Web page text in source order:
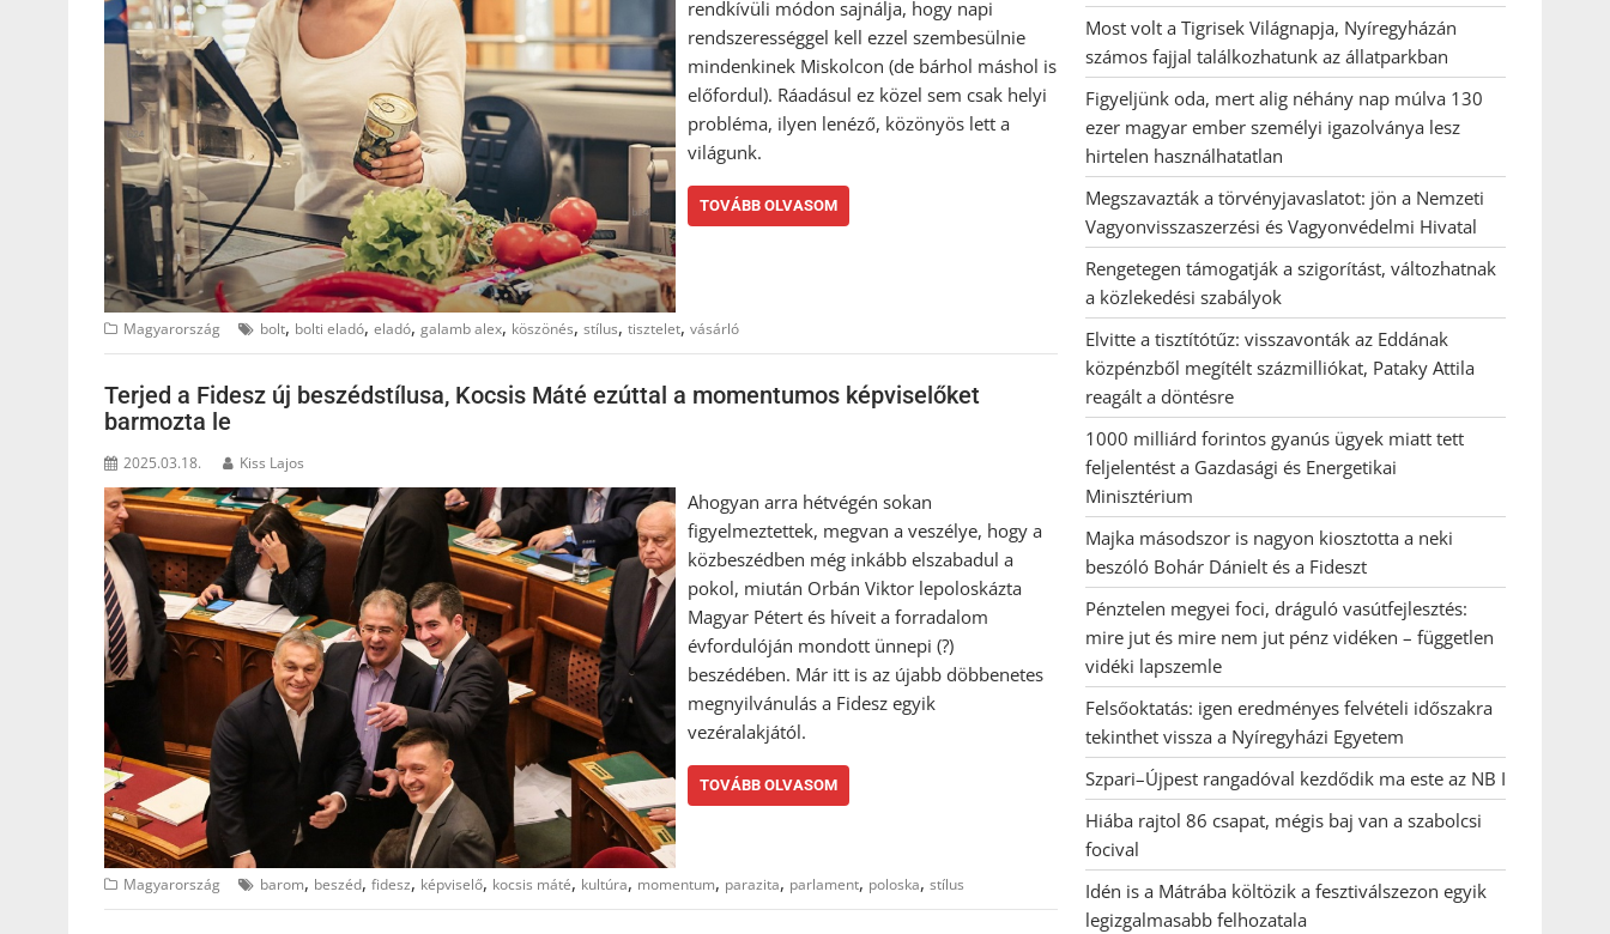
rendkívüli módon sajnálja, hogy napi
rendszerességgel kell ezzel szembesülnie
mindenkinek Miskolcon (de bárhol máshol is
előfordul). Ráadásul ez közel sem csak helyi
probléma, ilyen lenéző, közönyös lett a
világunk.
TOVÁBB OLVASOM
Magyarország bolt, bolti eladó, eladó, galamb alex, köszönés, stílus, tisztelet, vásárló
Terjed a Fidesz új beszédstílusa, Kocsis Máté ezúttal a momentumos képviselőket
barmozta le
2025.03.18. Kiss Lajos
Ahogyan arra hétvégén sokan
figyelmeztettek, megvan a veszélye, hogy a
közbeszédben még inkább elszabadul a
pokol, miután Orbán Viktor lepoloskázta
Magyar Pétert és híveit a forradalom
évfordulóján mondott ünnepi (?)
beszédében. Már itt is az újabb döbbenetes
megnyilvánulás a Fidesz egyik
vezéralakjától.
TOVÁBB OLVASOM
Magyarország barom, beszéd, fidesz, képviselő, kocsis máté, kultúra, momentum, parazita, parlament, poloska, stílus
Most volt a Tigrisek Világnapja, Nyíregyházán
számos fajjal találkozhatunk az állatparkban
Figyeljünk oda, mert alig néhány nap múlva 130
ezer magyar ember személyi igazolványa lesz
hirtelen használhatatlan
Megszavazták a törvényjavaslatot: jön a Nemzeti
Vagyonvisszaszerzési és Vagyonvédelmi Hivatal
Rengetegen támogatják a szigorítást, változhatnak
a közlekedési szabályok
Elvitte a tisztítótűz: visszavonták az Eddának
közpénzből megítélt százmilliókat, Pataky Attila
reagált a döntésre
1000 milliárd forintos gyanús ügyek miatt tett
feljelentést a Gazdasági és Energetikai
Minisztérium
Majka másodszor is nagyon kiosztotta a neki
beszóló Bohár Dánielt és a Fideszt
Pénztelen megyei foci, dráguló vasútfejlesztés:
mire jut és mire nem jut pénz vidéken – független
vidéki lapszemle
Felsőoktatás: igen eredményes felvételi időszakra
tekinthet vissza a Nyíregyházi Egyetem
Szpari–Újpest rangadóval kezdődik ma este az NB I
Hiába rajtol 86 csapat, mégis baj van a szabolcsi
focival
Idén is a Mátrába költözik a fesztiválszezon egyik
legizgalmasabb felhozatala